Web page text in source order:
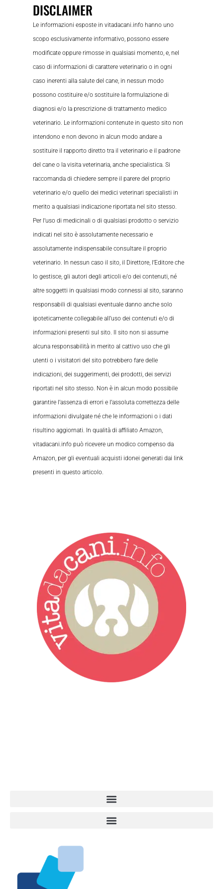
DISCLAIMER
Le informazioni esposte in vitadacani.info hanno uno
scopo esclusivamente informativo, possono essere
modificate oppure rimosse in qualsiasi momento, e, nel
caso di informazioni di carattere veterinario o in ogni
caso inerenti alla salute del cane, in nessun modo
possono costituire e/o sostituire la formulazione di
diagnosi e/o la prescrizione di trattamento medico
veterinario. Le informazioni contenute in questo sito non
intendono e non devono in alcun modo andare a
sostituire il rapporto diretto tra il veterinario e il padrone
del cane o la visita veterinaria, anche specialistica. Si
raccomanda di chiedere sempre il parere del proprio
veterinario e/o quello dei medici veterinari specialisti in
merito a qualsiasi indicazione riportata nel sito stesso.
Per l’uso di medicinali o di qualsiasi prodotto o servizio
indicati nel sito è assolutamente necessario e
assolutamente indispensabile consultare il proprio
veterinario. In nessun caso il sito, il Direttore, l’Editore che
lo gestisce, gli autori degli articoli e/o dei contenuti, né
altre soggetti in qualsiasi modo connessi al sito, saranno
responsabili di qualsiasi eventuale danno anche solo
ipoteticamente collegabile all’uso dei contenuti e/o di
informazioni presenti sul sito. Il sito non si assume
alcuna responsabilità in merito al cattivo uso che gli
utenti o i visitatori del sito potrebbero fare delle
indicazioni, dei suggerimenti, dei prodotti, dei servizi
riportati nel sito stesso. Non è in alcun modo possibile
garantire l’assenza di errori e l’assoluta correttezza delle
informazioni divulgate né che le informazioni o i dati
risultino aggiornati. In qualità di affiliato Amazon,
vitadacani.info può ricevere un modico compenso da
Amazon, per gli eventuali acquisti idonei generati dai link
presenti in questo articolo.